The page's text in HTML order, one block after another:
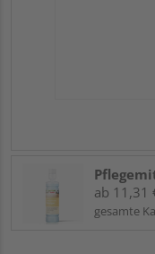
ab 11,31
gesamte